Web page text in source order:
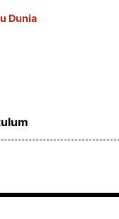
Dunia